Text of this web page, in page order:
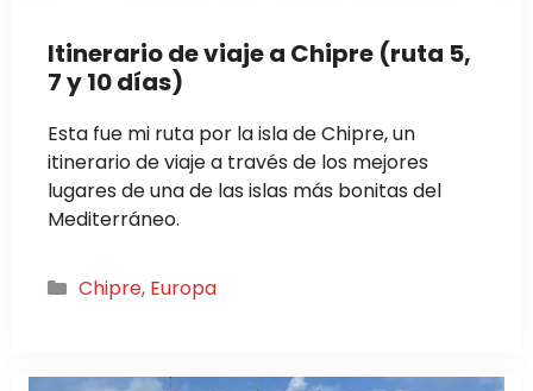
Itinerario de viaje a Chipre (ruta 5,
7 y 10 días)
Esta fue mi ruta por la isla de Chipre, un
itinerario de viaje a través de los mejores
lugares de una de las islas más bonitas del
Mediterráneo.
Categorías
Chipre, Europa